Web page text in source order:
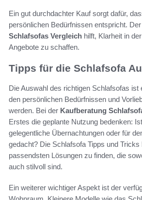
Ein gut durchdachter Kauf sorgt dafür,
persönlichen Bedürfnissen entspricht. Der
Schlafsofas Vergleich hilft, Klarheit in
Angebote zu schaffen.
Tipps für die Schlafsofa
Die Auswahl des richtigen Schlafsofas ist
den persönlichen Bedürfnissen und
werden. Bei der Kaufberatung
Erstes die geplante Nutzung bedenken:
gelegentliche Übernachtungen oder für
gedacht? Die Schlafsofa Tipps und Tricks
passendsten Lösungen zu finden, die
auch stilvoll sind.
Ein weiterer wichtiger Aspekt ist der